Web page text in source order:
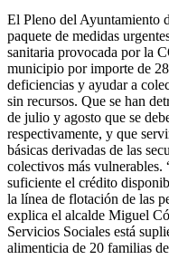
El Pleno del Ayuntamiento
paquete de medidas
sanitaria provocada por la
municipio por importe de
deficiencias y ayudar a
sin recursos. Que se han
de julio y agosto que se
respectivamente, y que
básicas derivadas de las
colectivos más vulnerables.
suficiente el crédito
la línea de flotación de las
explica el alcalde Miguel
Servicios Sociales está
alimenticia de 20 familias